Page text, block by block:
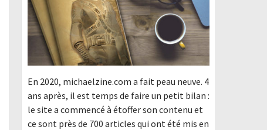
En 2020, michaelzine.com a fait peau neuve. 4
ans après, il est temps de faire un petit bilan :
le site a commencé à étoffer son contenu et
ce sont près de 700 articles qui ont été mis en